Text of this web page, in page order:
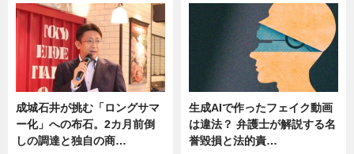
成城石井が挑む「ロングサマ
ー化」への布石。2カ月前倒
しの調達と独自の商…
生成AIで作ったフェイク動画
は違法？ 弁護士が解説する名
誉毀損と法的責…